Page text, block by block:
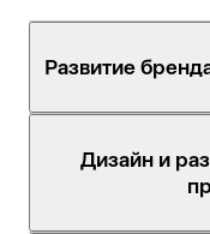
Развитие
графики и
Брендбук
Макеты
Дизайн и